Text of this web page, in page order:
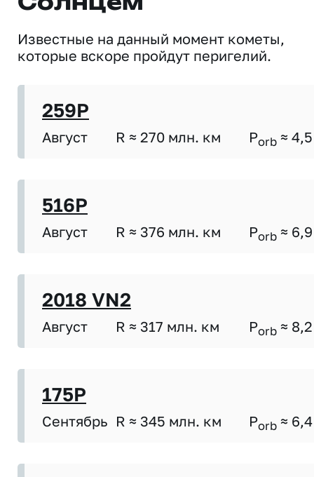
Известные на данный момент кометы,
которые вскоре пройдут перигелий.
259P
Август R ≈ 270 млн. км Porb ≈ 4,5
516P
Август R ≈ 376 млн. км Porb ≈ 6,9
2018 VN2
Август R ≈ 317 млн. км Porb ≈ 8,2
175P
Сентябрь R ≈ 345 млн. км Porb ≈ 6,4